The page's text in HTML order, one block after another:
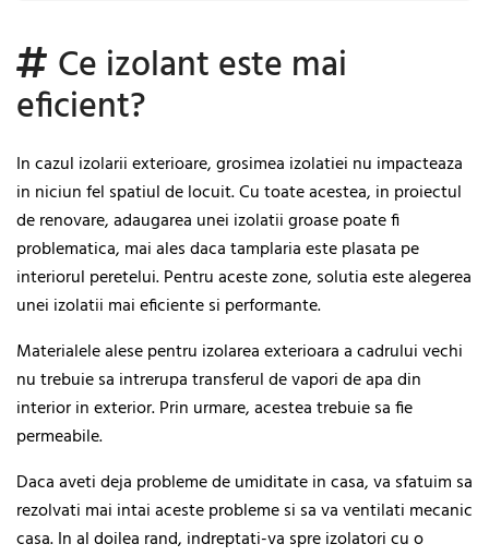
Ce izolant este mai
eficient?
In cazul izolarii exterioare, grosimea izolatiei nu impacteaza
in niciun fel spatiul de locuit. Cu toate acestea, in proiectul
de renovare, adaugarea unei izolatii groase poate fi
problematica, mai ales daca tamplaria este plasata pe
interiorul peretelui. Pentru aceste zone, solutia este alegerea
unei izolatii mai eficiente si performante.
Materialele alese pentru izolarea exterioara a cadrului vechi
nu trebuie sa intrerupa transferul de vapori de apa din
interior in exterior. Prin urmare, acestea trebuie sa fie
permeabile.
Daca aveti deja probleme de umiditate in casa, va sfatuim sa
rezolvati mai intai aceste probleme si sa va ventilati mecanic
casa. In al doilea rand, indreptati-va spre izolatori cu o